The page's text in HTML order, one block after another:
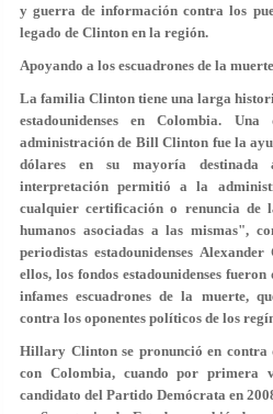
y guerra de información contra los
legado de Clinton en la región.
Apoyando a los escuadrones de la
La familia Clinton tiene una larga
estadounidenses en Colombia.
administración de Bill Clinton fue la
dólares en su mayoría
interpretación permitió a la
cualquier certificación o renuncia de
humanos asociadas a las mismas",
periodistas estadounidenses
ellos, los fondos estadounidenses
infames escuadrones de la muerte,
contra los oponentes políticos de los
Hillary Clinton se pronunció en
con Colombia, cuando por primera
candidato del Partido Demócrata en